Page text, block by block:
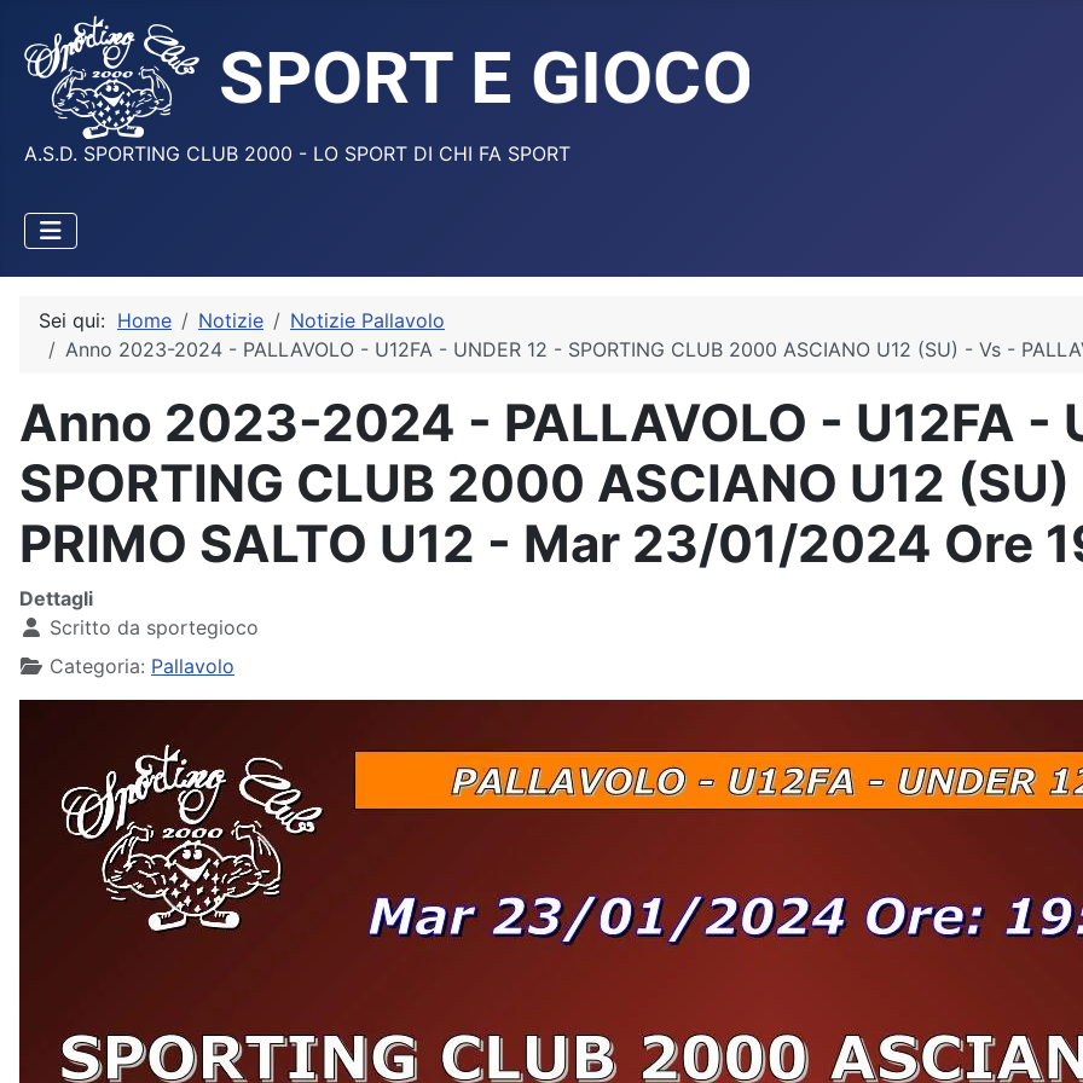
A.S.D. SPORTING CLUB 2000 - LO SPORT DI CHI FA SPORT
Sei qui: Home Notizie
Notizie Pallavolo
Anno 2023-2024 - PALLAVOLO - U12FA - UNDER 12 - SPORTING CLUB 2000 ASCIANO U12 (SU) - Vs -
Anno 2023-2024 - PALLAVOLO - U12FA -
SPORTING CLUB 2000 ASCIANO U12
PRIMO SALTO U12 - Mar 23/01/2024 Ore
Dettagli
Scritto da sportegioco
Categoria: Pallavolo